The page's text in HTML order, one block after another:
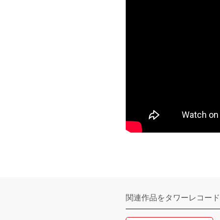
関連作品をタワーレコー